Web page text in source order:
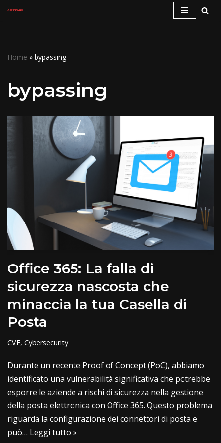
contenuto
Home » bypassing
bypassing
Office 365: La falla di
sicurezza nascosta che
minaccia la tua Casella di
Posta
CVE, Cybersecurity
Durante un recente Proof of Concept (PoC), abbiamo
identificato una vulnerabilità significativa che potrebbe
esporre le aziende a rischi di sicurezza nella gestione
della posta elettronica con Office 365. Questo problema
riguarda la configurazione dei connettori di posta e
può… Leggi tutto »